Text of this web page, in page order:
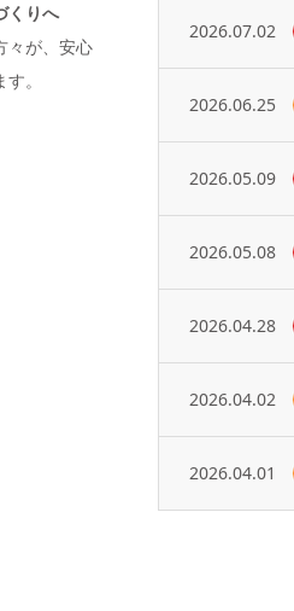
2026.07.02
2026.06.25
2026.05.09
2026.05.08
2026.04.28
2026.04.02
2026.04.01
くりへ
々が、安心
。